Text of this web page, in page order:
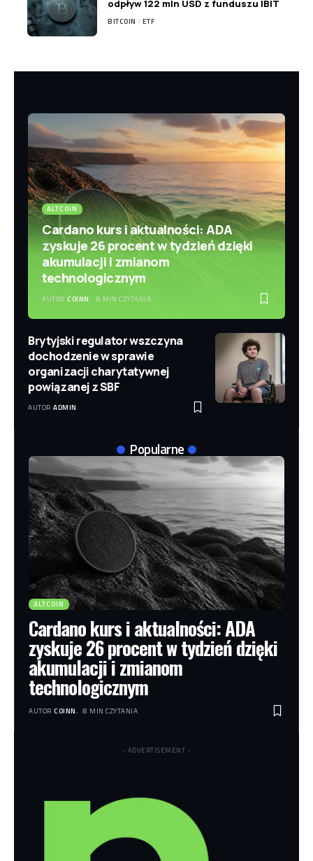
odpływ 122 mln USD z funduszu IBIT
BITCOIN ETF
ALTCOIN
Cardano kurs i aktualności: ADA
zyskuje 26 procent w tydzień dzięki
akumulacji i zmianom
technologicznym
AUTOR COINN. 8 MIN CZYTANIA
Brytyjski regulator wszczyna
dochodzenie w sprawie
organizacji charytatywnej
powiązanej z SBF
AUTOR ADMIN
Popularne
ALTCOIN
Cardano kurs i aktualności: ADA
zyskuje 26 procent w tydzień dzięki
akumulacji i zmianom
technologicznym
AUTOR COINN. 8 MIN CZYTANIA
- ADVERTISEMENT -